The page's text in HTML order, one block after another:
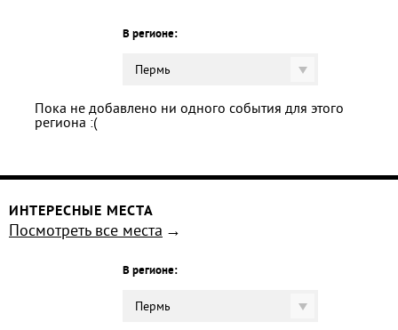
В регионе:
Пермь
Пока не добавлено ни одного события для этого
региона :(
ИНТЕРЕСНЫЕ МЕСТА
Посмотреть все места
В регионе:
Пермь